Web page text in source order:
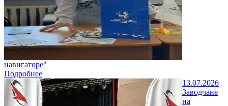
навигаторе"
Подробнее
13.07.2026
Заводчане
на